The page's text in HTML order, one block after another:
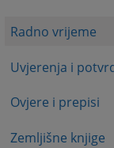
Radno vrijeme
Uvjerenja i
Ovjere i prepisi
Zemljišne knjige